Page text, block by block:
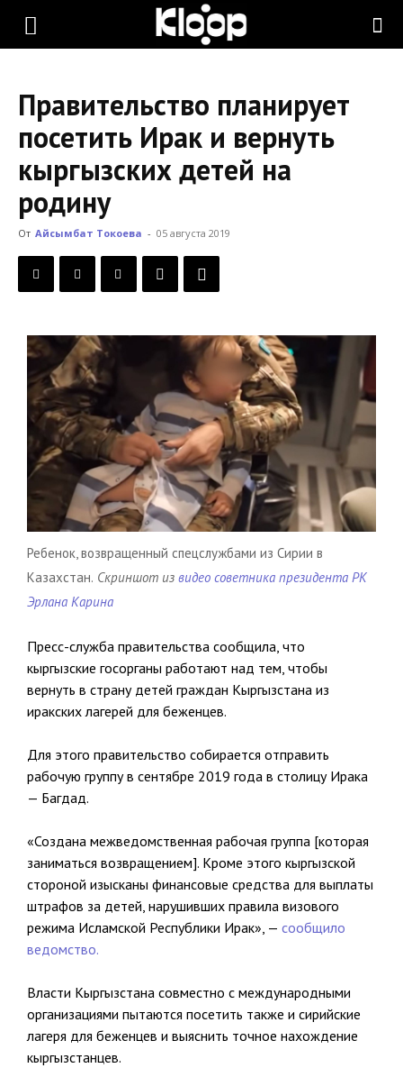
KLOOP.KG
Новости
Кыргызстана
Правительство планирует
посетить Ирак и вернуть
кыргызских детей на
родину
От Айсымбат Токоева - 05 августа 2019
Ребенок, возвращенный спецслужбами из Сирии в
Казахстан. Скриншот из видео советника президента РК
Эрлана Карина
Пресс-служба правительства сообщила, что
кыргызские госорганы работают над тем, чтобы
вернуть в страну детей граждан Кыргызстана из
иракских лагерей для беженцев.
Для этого правительство собирается отправить
рабочую группу в сентябре 2019 года в столицу Ирака
— Багдад.
«Создана межведомственная рабочая группа [которая
заниматься возвращением]. Кроме этого кыргызской
стороной изысканы финансовые средства для выплаты
штрафов за детей, нарушивших правила визового
режима Исламской Республики Ирак», — сообщило
ведомство.
Власти Кыргызстана совместно с международными
организациями пытаются посетить также и сирийские
лагеря для беженцев и выяснить точное нахождение
кыргызстанцев.